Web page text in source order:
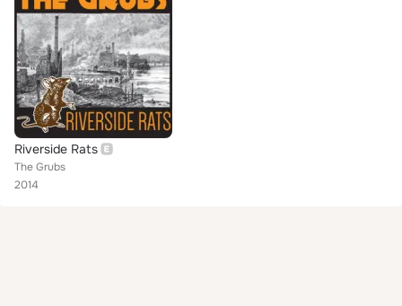
Riverside Rats
The Grubs
2014